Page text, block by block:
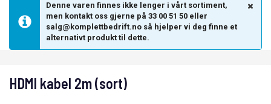
Denne varen finnes ikke lenger i vårt sortiment,
men kontakt oss gjerne på 33 00 51 50 eller
salg@komplettbedrift.no så hjelper vi deg finne et
alternativt produkt til dette.
HDMI kabel 2m (sort)